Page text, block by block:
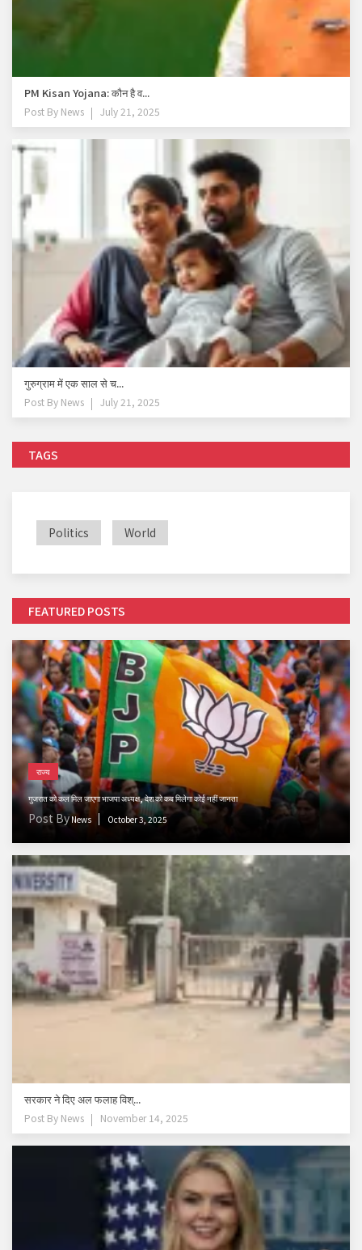
PM Kisan Yojana: कौन है व...
Post By News July 21, 2025
गुरुग्राम में एक साल से च...
Post By News July 21, 2025
TAGS
Politics World
FEATURED POSTS
राज्य
गुजरात को कल मिल जाएगा भाजपा अध्यक्ष, देश को कब मिलेगा कोई नहीं जानता
Post ByNews October 3, 2025
सरकार ने दिए अल फलाह विश्...
Post By News November 14, 2025